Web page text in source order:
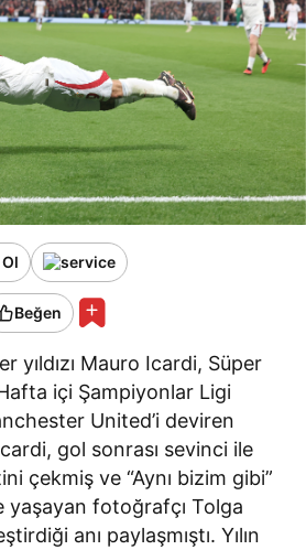
Beğen
yıldızı Mauro Icardi, Süper
içi Şampiyonlar Ligi
United’i deviren
gol sonrası sevinci ile
çekmiş ve “Aynı bizim gibi”
yaşayan fotoğrafçı Tolga
anı paylaşmıştı. Yılın